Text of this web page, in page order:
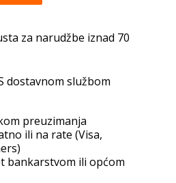
za narudžbe iznad 70
dostavnom službom
preuzimanja
ili na rate (Visa,
bankarstvom ili općom